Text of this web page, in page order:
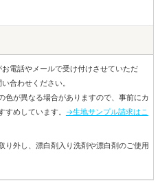
電話やメールで受け付けさせていただ
合わせください。
色が異なる場合がありますので、事前にカ
すめしています。 →生地サンプル請求はこ
り外し、漂白剤入り洗剤や漂白剤のご使用